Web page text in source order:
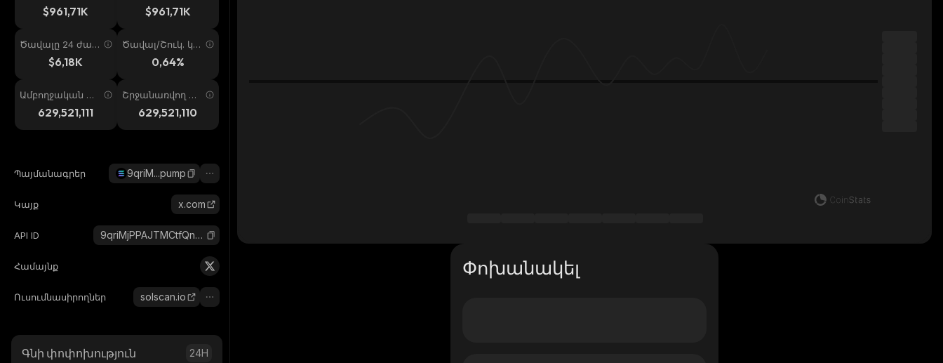
ալիզացիա
$961,71K $961,71K
Ծավալը 24 ժամ
$6,18K
Ծավալ/Շուկ. կա
պ. 24ժ0,64%
Ամբողջական առ
աջարկ629,521,111
Շրջանառվող առ
աջարկ
629,521,110
Պայմանագրեր 9qriM...pump
Կայք x.com
API ID 9qriMjPPAJTMCtfQnz7Mo9BsV2jAWTr2ff7yc3JWpump_solana
Համայնք
Ուսումնասիրողներ solscan.io
Գնի փոփոխություն 24H
Փոխանակել